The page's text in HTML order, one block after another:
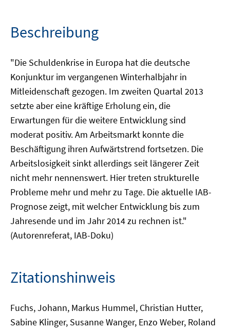
Beschreibung
"Die Schuldenkrise in Europa hat die deutsche
Konjunktur im vergangenen Winterhalbjahr in
Mitleidenschaft gezogen. Im zweiten Quartal 2013
setzte aber eine kräftige Erholung ein, die
Erwartungen für die weitere Entwicklung sind
moderat positiv. Am Arbeitsmarkt konnte die
Beschäftigung ihren Aufwärtstrend fortsetzen. Die
Arbeitslosigkeit sinkt allerdings seit längerer Zeit
nicht mehr nennenswert. Hier treten strukturelle
Probleme mehr und mehr zu Tage. Die aktuelle IAB-
Prognose zeigt, mit welcher Entwicklung bis zum
Jahresende und im Jahr 2014 zu rechnen ist."
(Autorenreferat, IAB-Doku)
Zitationshinweis
Fuchs, Johann, Markus Hummel, Christian Hutter,
Sabine Klinger, Susanne Wanger, Enzo Weber, Roland